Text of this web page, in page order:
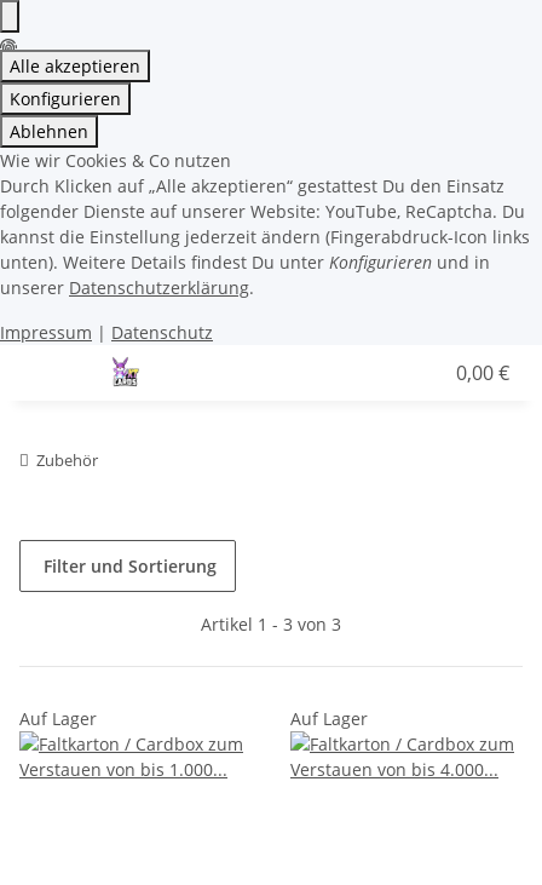
Alle akzeptieren
Konfigurieren
Ablehnen
Wie wir Cookies & Co nutzen
Durch Klicken auf „Alle akzeptieren“ gestattest Du den Einsatz
folgender Dienste auf unserer Website: YouTube, ReCaptcha. Du
kannst die Einstellung jederzeit ändern (Fingerabdruck-Icon links
unten). Weitere Details findest Du unter Konfigurieren und in
unserer Datenschutzerklärung.
Impressum | Datenschutz
0,00 €
Zubehör
Filter und Sortierung
Artikel 1 - 3 von 3
Auf Lager Auf Lager